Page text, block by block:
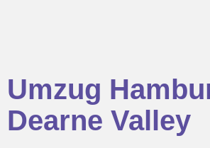
Umzug
Dearne Valley